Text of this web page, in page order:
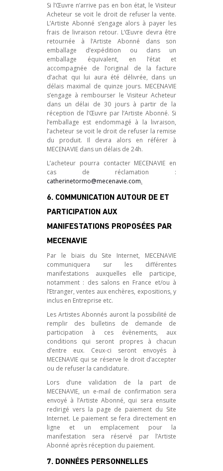
Si l’Œuvre n’arrive pas en bon état, le Visiteur
Acheteur se voit le droit de refuser la vente.
L’Artiste Abonné s’engage alors à payer les
frais de livraison retour. L’Œuvre devra être
retournée à l’Artiste Abonné dans son
emballage d’expédition ou dans un
emballage équivalent, en l’état et
accompagnée de l’original de la facture
d’achat qui lui aura été délivrée, dans un
délais maximal de quinze jours. MECENAVIE
s’engage à rembourser le Visiteur Acheteur
dans un délai de 30 jours à partir de la
réception de l’Œuvre par l’Artiste Abonné. Si
l’emballage est endommagé à la livraison,
l’acheteur se voit le droit de refuser la remise
du produit. Il devra alors en référer à
MECENAVIE dans un délais de 24h.
L’acheteur pourra contacter MECENAVIE en
cas de réclamation :
catherinetormo@mecenavie.com.
6. COMMUNICATION AUTOUR DE ET
PARTICIPATION AUX
MANIFESTATIONS PROPOSÉES PAR
MECENAVIE
Par le biais du Site Internet, MECENAVIE
communiquera sur les différentes
manifestations auxquelles elle participe,
notamment : des salons en France et/ou à
l’Etranger, ventes aux enchères, expositions, y
inclus en Entreprise etc.
Les Artistes Abonnés auront la possibilité de
remplir des bulletins de demande de
participation à ces évènements, aux
conditions qui seront propres à chacun
d’entre eux. Ceux-ci seront envoyés à
MECENAVIE qui se réserve le droit d’accepter
ou de refuser la candidature.
Lors d’une validation de la part de
MECENAVIE, un e-mail de confirmation sera
envoyé à l’Artiste Abonné, qui sera ensuite
redirigé vers la page de paiement du Site
Internet. Le paiement se fera directement en
ligne et un emplacement pour la
manifestation sera réservé par l’Artiste
Abonné après réception du paiement.
7. DONNÉES PERSONNELLES